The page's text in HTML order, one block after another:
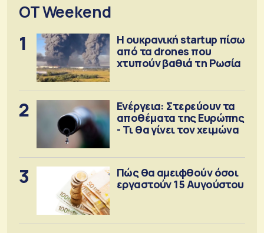
OT Weekend
1
Η ουκρανική startup πίσω
από τα drones που
χτυπούν βαθιά τη Ρωσία
2
Ενέργεια: Στερεύουν τα
αποθέματα της Ευρώπης
- Τι θα γίνει τον χειμώνα
3
Πώς θα αμειφθούν όσοι
εργαστούν 15 Αυγούστου